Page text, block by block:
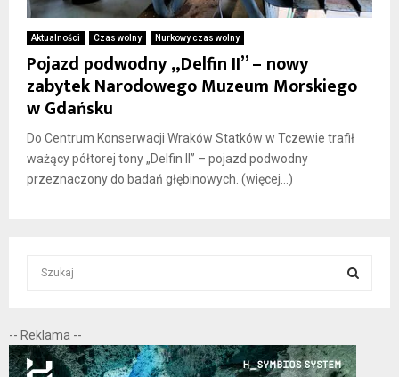
Aktualności Czas wolny Nurkowy czas wolny
Pojazd podwodny „Delfin II” – nowy
zabytek Narodowego Muzeum Morskiego
w Gdańsku
Do Centrum Konserwacji Wraków Statków w Tczewie trafił
ważący półtorej tony „Delfin II” – pojazd podwodny
przeznaczony do badań głębinowych. (więcej…)
c
h
E
-- Reklama --